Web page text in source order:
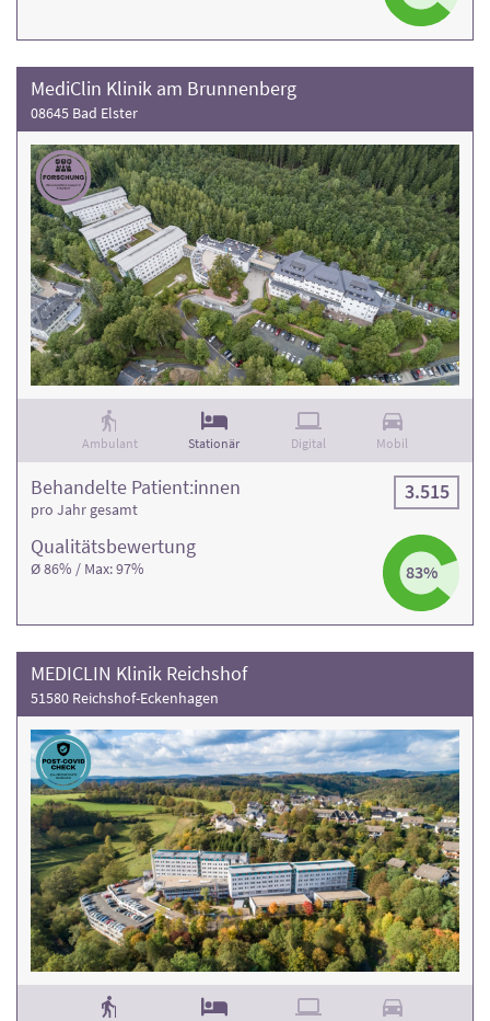
MediClin Klinik am Brunnenberg
08645 Bad Elster
Ambulant Stationär Digital Mobil
Qualitäts­bewertung
Ø 86% / Max: 97% 83%
Behandelte Patient:innen
pro Jahr gesamt
3.515
MEDICLIN Klinik Reichshof
51580 Reichshof-Eckenhagen